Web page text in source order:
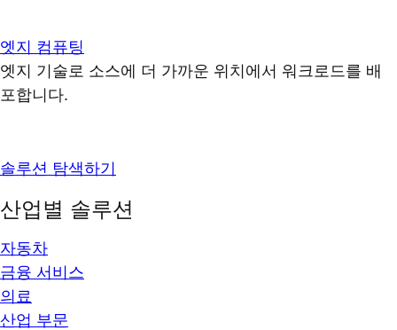
엣지 컴퓨팅
엣지 기술로 소스에 더 가까운 위치에서 워크로드를 배
포합니다.
솔루션 탐색하기
산업별 솔루션
자동차
금융 서비스
의료
산업 부문